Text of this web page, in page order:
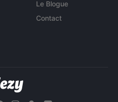
Le Blogue
Contact